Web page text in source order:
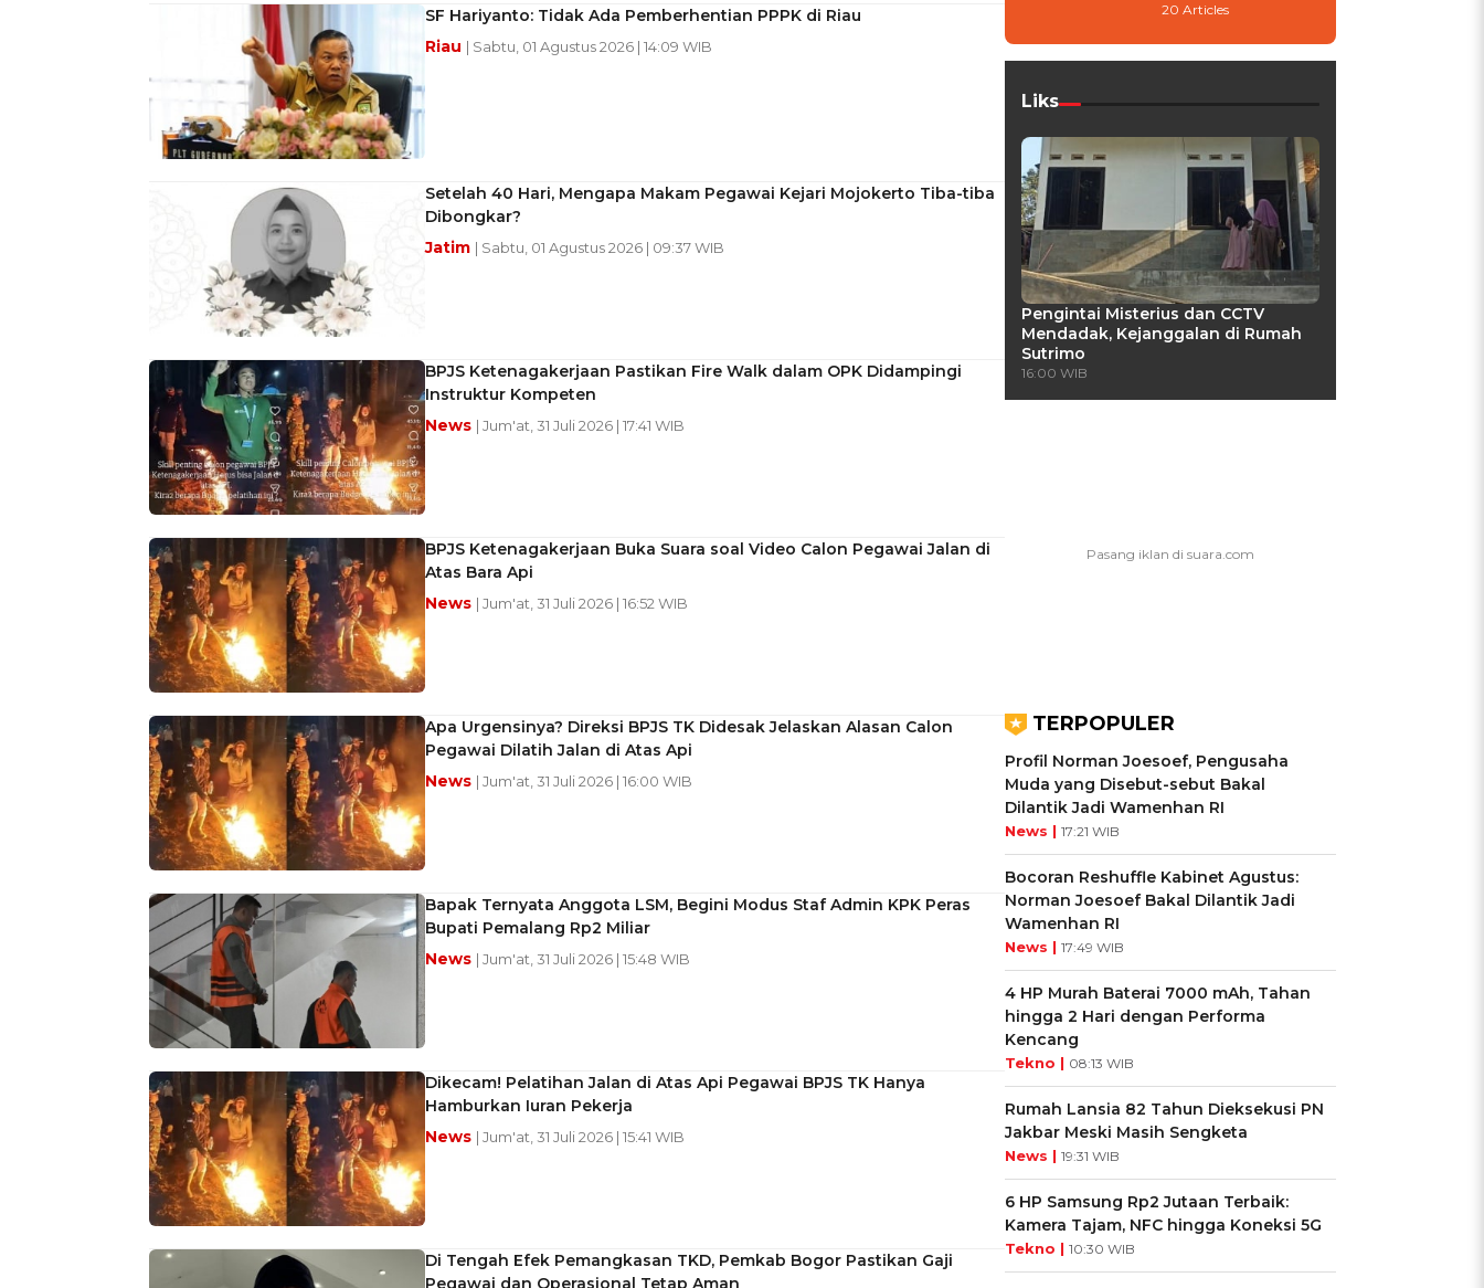
SF Hariyanto: Tidak Ada Pemberhentian PPPK di Riau
Riau | Sabtu, 01 Agustus 2026 | 14:09 WIB
Setelah 40 Hari, Mengapa Makam Pegawai Kejari Mojokerto Tiba-tiba
Dibongkar?
Jatim | Sabtu, 01 Agustus 2026 | 09:37 WIB
BPJS Ketenagakerjaan Pastikan Fire Walk dalam OPK Didampingi
Instruktur Kompeten
News | Jum'at, 31 Juli 2026 | 17:41 WIB
BPJS Ketenagakerjaan Buka Suara soal Video Calon Pegawai Jalan di
Atas Bara Api
News | Jum'at, 31 Juli 2026 | 16:52 WIB
Apa Urgensinya? Direksi BPJS TK Didesak Jelaskan Alasan Calon
Pegawai Dilatih Jalan di Atas Api
News | Jum'at, 31 Juli 2026 | 16:00 WIB
Bapak Ternyata Anggota LSM, Begini Modus Staf Admin KPK Peras
Bupati Pemalang Rp2 Miliar
News | Jum'at, 31 Juli 2026 | 15:48 WIB
Dikecam! Pelatihan Jalan di Atas Api Pegawai BPJS TK Hanya
Hamburkan Iuran Pekerja
News | Jum'at, 31 Juli 2026 | 15:41 WIB
Di Tengah Efek Pemangkasan TKD, Pemkab Bogor Pastikan Gaji
Pegawai dan Operasional Tetap Aman
20 Articles
Liks
Pengintai Misterius dan CCTV
Mendadak, Kejanggalan di Rumah
Sutrimo
16:00 WIB
TERPOPULER
Profil Norman Joesoef, Pengusaha
Muda yang Disebut-sebut Bakal
Dilantik Jadi Wamenhan RI
News | 17:21 WIB
Bocoran Reshuffle Kabinet Agustus:
Norman Joesoef Bakal Dilantik Jadi
Wamenhan RI
News | 17:49 WIB
4 HP Murah Baterai 7000 mAh, Tahan
hingga 2 Hari dengan Performa
Kencang
Tekno | 08:13 WIB
Rumah Lansia 82 Tahun Dieksekusi PN
Jakbar Meski Masih Sengketa
News | 19:31 WIB
6 HP Samsung Rp2 Jutaan Terbaik:
Kamera Tajam, NFC hingga Koneksi 5G
Tekno | 10:30 WIB